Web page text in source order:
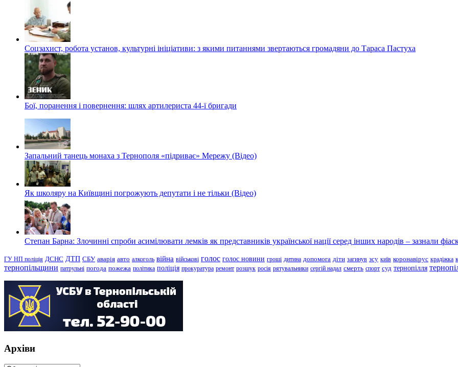
Соцзахист, робота установ, культурні ініціативи: з якими питаннями звертаються громадяни до Тараса Пастуха
Бої, поранення і повернення: шлях артилериста 44-ї бригади
Запальний танець монаха з Тернополя «підриває» Мережу (Відео)
Як школяру на Київщині погрожують депутати і не тільки (Відео)
Степан Барна: Злочинні спроби асимілювати лемків як представників української нації серед інших народів – зазнали
ГУ НП поліція ДСНС ДТП СБУ аварія авто алкоголь війна військові голос голос новини гроші дитина допомога діти загинув зсу київ коронавірус крадіжка
тернопільщини патрульні погода пожежа політика поліція прокуратура ремонт розшук росія рятувальники сергій надал смерть спорт суд тернопілля
Архіви